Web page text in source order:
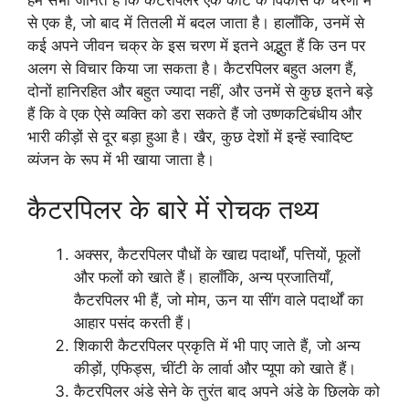
से एक है, जो बाद में तितली में बदल जाता है। हालाँकि, उनमें से
कई अपने जीवन चक्र के इस चरण में इतने अद्भुत हैं कि उन पर
अलग से विचार किया जा सकता है। कैटरपिलर बहुत अलग हैं,
दोनों हानिरहित और बहुत ज्यादा नहीं, और उनमें से कुछ इतने बड़े
हैं कि वे एक ऐसे व्यक्ति को डरा सकते हैं जो उष्णकटिबंधीय और
भारी कीड़ों से दूर बड़ा हुआ है। खैर, कुछ देशों में इन्हें स्वादिष्ट
व्यंजन के रूप में भी खाया जाता है।
कैटरपिलर के बारे में रोचक तथ्य
अक्सर, कैटरपिलर पौधों के खाद्य पदार्थों, पत्तियों, फूलों
और फलों को खाते हैं। हालाँकि, अन्य प्रजातियाँ,
कैटरपिलर भी हैं, जो मोम, ऊन या सींग वाले पदार्थों का
आहार पसंद करती हैं।
शिकारी कैटरपिलर प्रकृति में भी पाए जाते हैं, जो अन्य
कीड़ों, एफिड्स, चींटी के लार्वा और प्यूपा को खाते हैं।
कैटरपिलर अंडे सेने के तुरंत बाद अपने अंडे के छिलके को